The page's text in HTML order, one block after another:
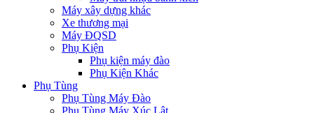
Máy xây dựng khác
Xe thương mại
Máy ĐQSD
Phụ Kiện
Phụ kiện máy đào
Phụ Kiện Khác
Phụ Tùng
Phụ Tùng Máy Đào